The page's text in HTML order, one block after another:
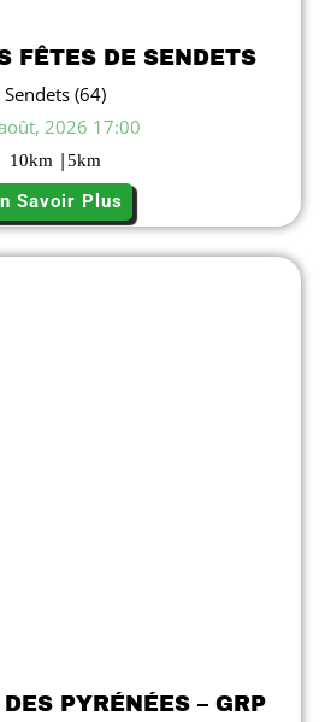
FÊTES DE SENDETS
Sendets (64)
2026 17:00
10km |5km
Savoir Plus
PYRÉNÉES – GRP